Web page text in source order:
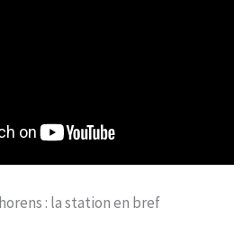
: la station en bref